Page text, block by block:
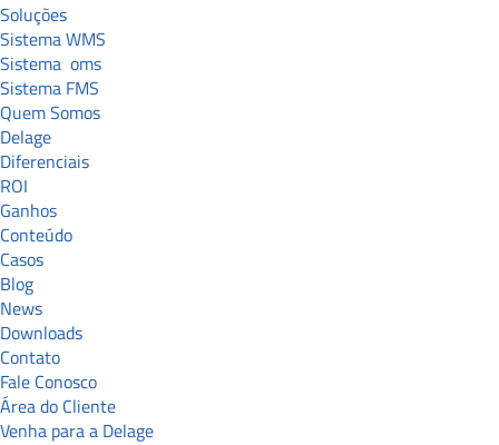
Soluções
Sistema WMS
Sistema oms
Sistema FMS
Quem Somos
Delage
Diferenciais
ROI
Ganhos
Conteúdo
Casos
Blog
News
Downloads
Contato
Fale Conosco
Área do Cliente
Venha para a Delage